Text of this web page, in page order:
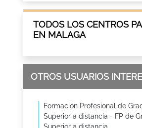
TODOS LOS CENTROS
EN MALAGA
OTROS USUARIOS
Formación Profesional de
Superior a distancia - FP de